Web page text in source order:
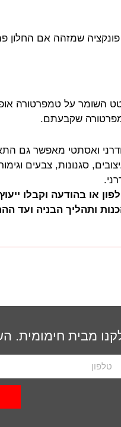
שמזהה אם החלון
השומר על טמפרטורה
שקבעתם.
ואסתטי מאפשר גם
סגנונות, צבעים
או בהודעה וקבלו
ותהליך הבניה ועד
מבית חימומית.